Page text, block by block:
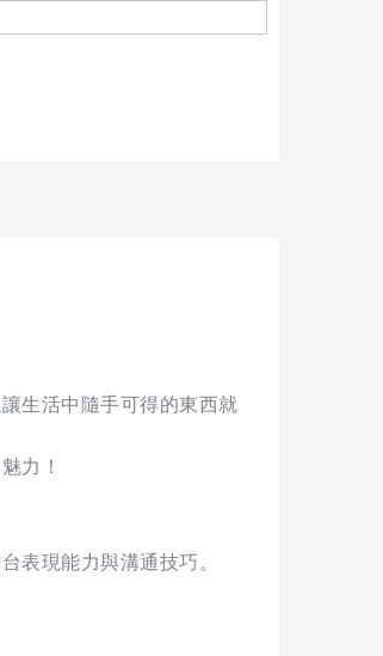
生活中隨手可得的東西就
力！
表現能力與溝通技巧。